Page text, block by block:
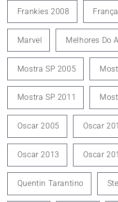
Frankies 2008 França
Marvel Melhores Do
Mostra SP 2005
Mostra SP 2011
Oscar 2005 Oscar
Oscar 2013 Oscar
Quentin Tarantino